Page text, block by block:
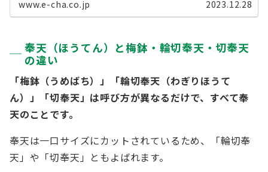
www.e-cha.co.jp 2023.12.28
奉天（ほうてん）と梅鉢・輪切奉天・切奉天
の違い
「梅鉢（うめばち）」「輪切奉天（わぎりほうて
ん）」「切奉天」は呼び方が異なるだけで、すべて奉
天のことです。
奉天は一口サイズにカットされているため、「輪切奉
天」や「切奉天」ともよばれます。